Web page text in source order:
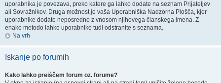
uporabnika je povezava, preko katere ga lahko dodate na seznam Prijateljev
ali Sovražnikov. Druga možnost je vaša Uporabniška Nadzorna Plošča, kjer
uporabnike dodate neposredno z vnosom njihovega članskega imena. Z
enako metodo lahko uporabnike tudi odstranite s seznama.
Na vrh
Iskanje po forumih
Kako lahko preiščem forum oz. forume?